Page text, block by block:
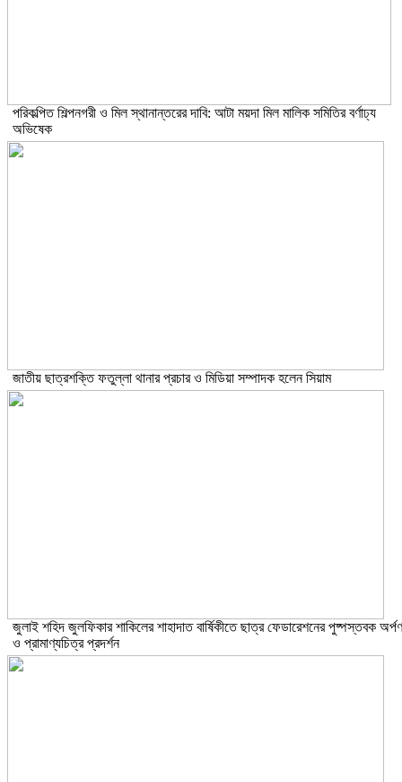
পরিকল্পিত শিল্পনগরী ও মিল স্থানান্তরের দাবি: আটা ময়দা মিল মালিক সমিতির বর্ণাঢ্য
অভিষেক
জাতীয় ছাত্রশক্তি ফতুল্লা থানার প্রচার ও মিডিয়া সম্পাদক হলেন সিয়াম
​জুলাই শহিদ জুলফিকার শাকিলের শাহাদাত বার্ষিকীতে ছাত্র ফেডারেশনের পুষ্পস্তবক অর্পণ
ও প্রামাণ্যচিত্র প্রদর্শন